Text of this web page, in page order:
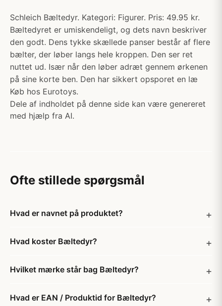
Schleich Bæltedyr. Kategori: Figurer. Pris: 49.95 kr.
Bæltedyret er umiskendeligt, og dets navn beskriver
den godt. Dens tykke skællede panser består af flere
bælter, der løber langs hele kroppen. Den ser ret
nuttet ud. Især når den løber adræt gennem ørkenen
på sine korte ben. Den har sikkert opsporet en læ
Køb hos Eurotoys.
Dele af indholdet på denne side kan være genereret
med hjælp fra AI.
Ofte stillede spørgsmål
Hvad er navnet på produktet?
Hvad koster Bæltedyr?
Hvilket mærke står bag Bæltedyr?
Hvad er EAN / Produktid for Bæltedyr?